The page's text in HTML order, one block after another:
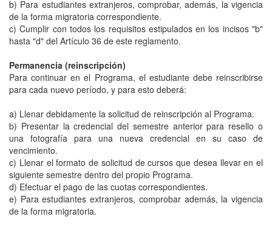
b) Para estudiantes extranjeros, comprobar, además, la vigencia
de la forma migratoria correspondiente.
c) Cumplir con todos los requisitos estipulados en los incisos "b"
hasta "d" del Artículo 36 de este reglamento.
Permanencia (reinscripción)
Para continuar en el Programa, el estudiante debe reinscribirse
para cada nuevo período, y para esto deberá:
a) Llenar debidamente la solicitud de reinscripción al Programa.
b) Presentar la credencial del semestre anterior para resello o
una fotografía para una nueva credencial en su caso de
vencimiento.
c) Llenar el formato de solicitud de cursos que desea llevar en el
siguiente semestre dentro del propio Programa.
d) Efectuar el pago de las cuotas correspondientes.
e) Para estudiantes extranjeros, comprobar además, la vigencia
de la forma migratoria.